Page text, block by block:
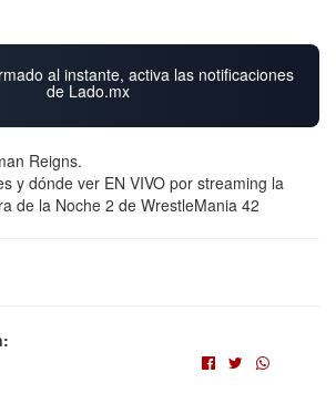
al instante, activa las notificaciones
de Lado.mx
Reigns.
y dónde ver EN VIVO por streaming la
de la Noche 2 de WrestleMania 42